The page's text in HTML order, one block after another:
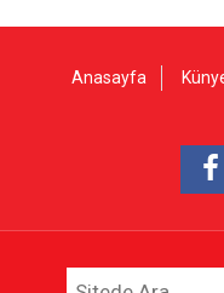
Anasayfa